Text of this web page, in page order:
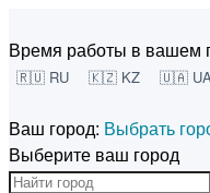
Время работы в вашем
🇷🇺 RU 🇰🇿 KZ 🇺🇦
Ваш город: Выбрать
Выберите ваш город